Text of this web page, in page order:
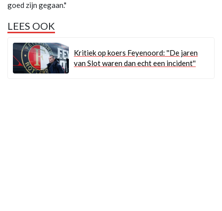
goed zijn gegaan."
LEES OOK
Kritiek op koers Feyenoord: ''De jaren
van Slot waren dan echt een incident''